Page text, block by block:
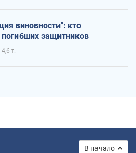
виновности": кто
защитников
4,6 т.
В начало